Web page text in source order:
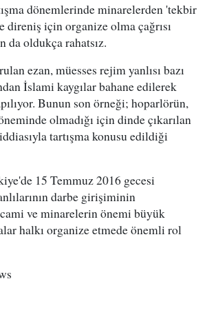
dönemlerinde minarelerden 'tekbir
direniş için organize olma çağrısı
da oldukça rahatsız.
ezan, müesses rejim yanlısı bazı
İslami kaygılar bahane edilerek
Bunun son örneği; hoparlörün,
olmadığı için dinde çıkarılan
tartışma konusu edildiği
15 Temmuz 2016 gecesi
darbe girişiminin
ve minarelerin önemi büyük
halkı organize etmede önemli rol